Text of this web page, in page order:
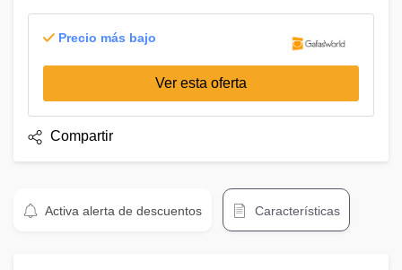
Precio más bajo
Ver esta oferta
Compartir
Activa alerta de descuentos Características